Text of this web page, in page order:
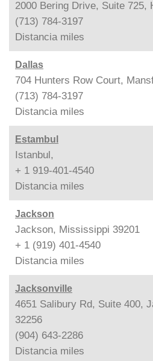
2000 Bering Drive, Suite 725,
(713) 784-3197
Distancia miles
Dallas
704 Hunters Row Court,
(713) 784-3197
Distancia miles
Estambul
Istanbul,
+ 1 919-401-4540
Distancia miles
Jackson
Jackson, Mississippi 39201
+ 1 (919) 401-4540
Distancia miles
Jacksonville
4651 Salibury Rd, Suite 400,
32256
(904) 643-2286
Distancia miles